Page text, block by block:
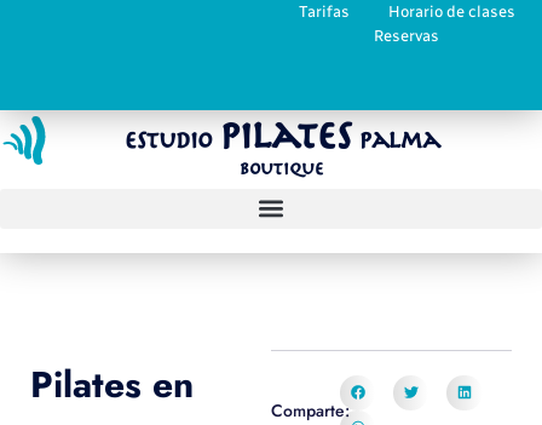
Tarifas
Horario de clases
Reservas
Estudio Pilates Palma
Boutique
Pilates en
Comparte: